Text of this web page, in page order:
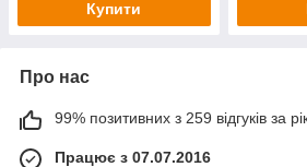
Купити
Про нас
99% позитивних з 259 відгуків за
Працює з 07.07.2016